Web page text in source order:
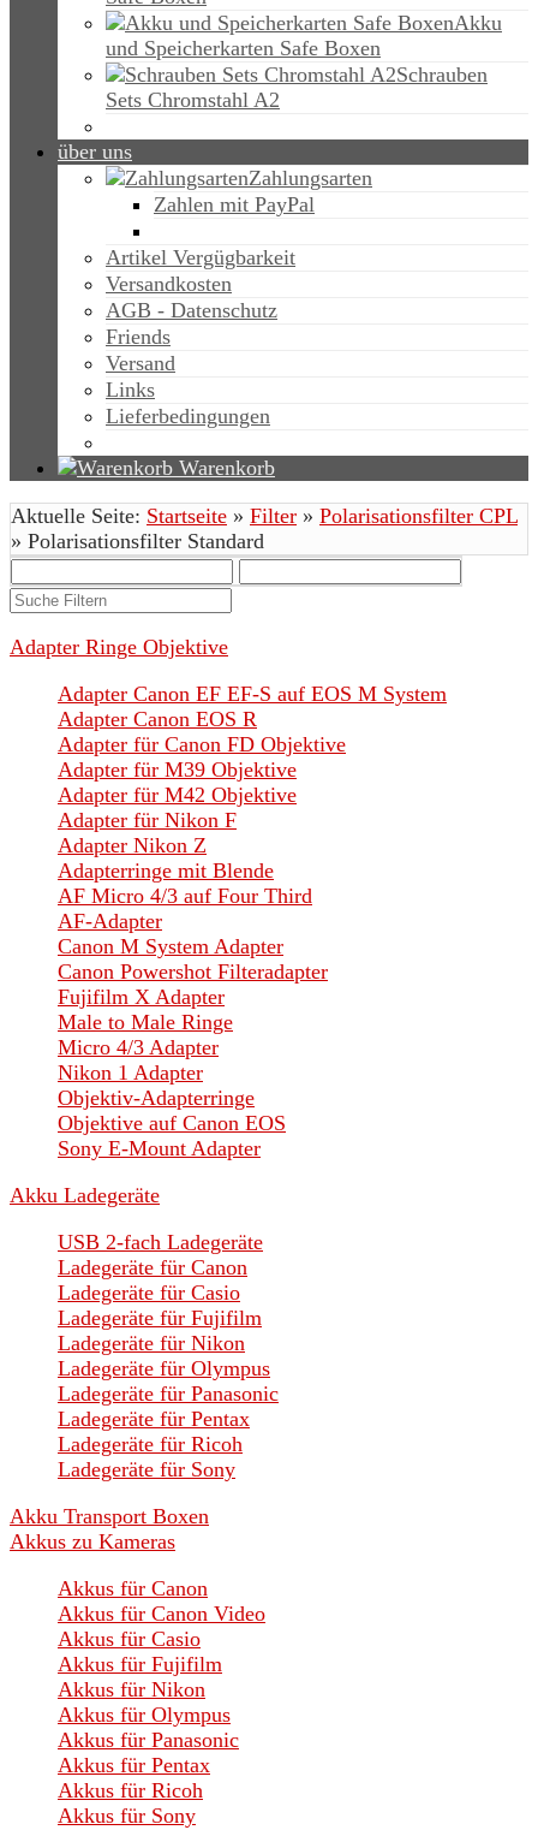
Akku
und Speicherkarten Safe Boxen
Schrauben
Sets Chromstahl A2
über uns
Zahlungsarten
Zahlen mit PayPal
Artikel Vergügbarkeit
Versandkosten
AGB - Datenschutz
Friends
Versand
Links
Lieferbedingungen
Warenkorb
Aktuelle Seite: Startseite » Filter » Polarisationsfilter CPL
» Polarisationsfilter Standard
Adapter Ringe Objektive
Adapter Canon EF EF-S auf EOS M System
Adapter Canon EOS R
Adapter für Canon FD Objektive
Adapter für M39 Objektive
Adapter für M42 Objektive
Adapter für Nikon F
Adapter Nikon Z
Adapterringe mit Blende
AF Micro 4/3 auf Four Third
AF-Adapter
Canon M System Adapter
Canon Powershot Filteradapter
Fujifilm X Adapter
Male to Male Ringe
Micro 4/3 Adapter
Nikon 1 Adapter
Objektiv-Adapterringe
Objektive auf Canon EOS
Sony E-Mount Adapter
Akku Ladegeräte
USB 2-fach Ladegeräte
Ladegeräte für Canon
Ladegeräte für Casio
Ladegeräte für Fujifilm
Ladegeräte für Nikon
Ladegeräte für Olympus
Ladegeräte für Panasonic
Ladegeräte für Pentax
Ladegeräte für Ricoh
Ladegeräte für Sony
Akku Transport Boxen
Akkus zu Kameras
Akkus für Canon
Akkus für Canon Video
Akkus für Casio
Akkus für Fujifilm
Akkus für Nikon
Akkus für Olympus
Akkus für Panasonic
Akkus für Pentax
Akkus für Ricoh
Akkus für Sony